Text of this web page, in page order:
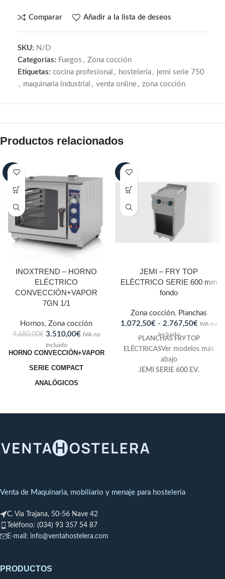
Comparar Añadir a la lista de deseos
SKU: N/D
Categorías: Fuegos , Zona cocción
Etiquetas: cocina profesional , hostelería , jemi serie 750
, maquinaria industrial , venta online , zona cocción
Productos relacionados
-25%
INOXTREND – HORNO
ELÉCTRICO
CONVECCIÓN+VAPOR
7GN 1/1
Hornos, Zona cocción
4.680,00€ 3.510,00€ IVA no
Incluido
HORNO CONVECCIÓN+VAPOR
SERIE COMPACT
ANALÓGICOS
ELÉCTRICO
mm.
Capacidad: 7 bandejas GN 1/1
humedad
80 comidas
-25%
JEMI – FRY TOP
ELÉCTRICO SERIE 600 mm
fondo
Zona cocción, Planchas
1.072,50€ - 2.767,50€ IVA no
Incluido
PLANCHAS FRY TOP
ELÉCTRICASVer modelos más
abajo
JEMI SERIE 600 EV.
snack y siempre con la
Venta de Maquinaria, mobiliario y menaje para hostelería
C. Via Trajana, 50-56 Nave 42
Teléfono: (034) 93 357 54 87
E-mail: info@ventahostelera.com
PRODUCTOS